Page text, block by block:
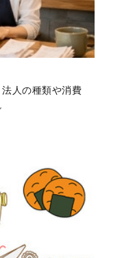
人の種類や消費